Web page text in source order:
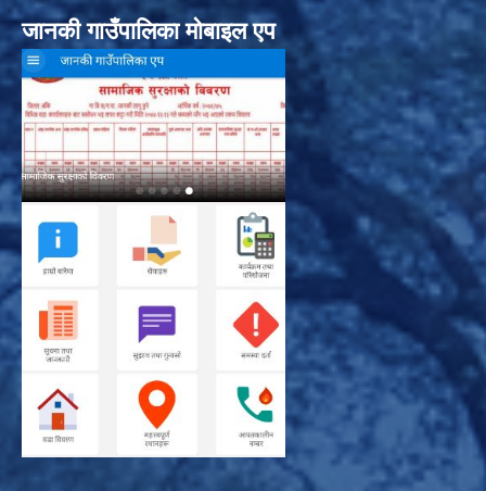
जानकी गाउँपालिका मोबाइल एप